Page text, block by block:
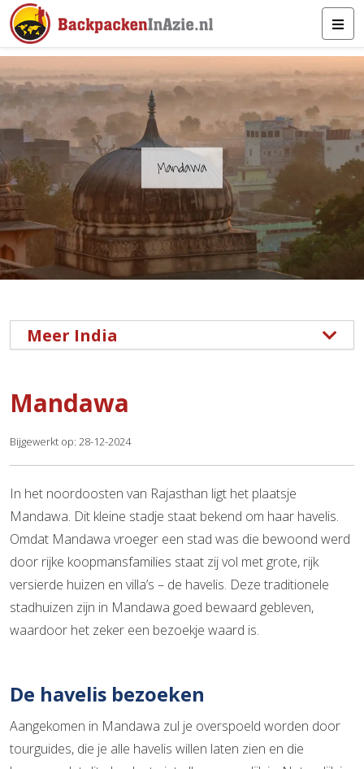
Mandawa
Meer India
Mandawa
Bijgewerkt op: 28-12-2024
In het noordoosten van Rajasthan ligt het plaatsje
Mandawa. Dit kleine stadje staat bekend om haar havelis.
Omdat Mandawa vroeger een stad was die bewoond werd
door rijke koopmansfamilies staat zij vol met grote, rijk
versierde huizen en villa’s – de havelis. Deze traditionele
stadhuizen zijn in Mandawa goed bewaard gebleven,
waardoor het zeker een bezoekje waard is.
De havelis bezoeken
Aangekomen in Mandawa zul je overspoeld worden door
tourguides, die je alle havelis willen laten zien en die